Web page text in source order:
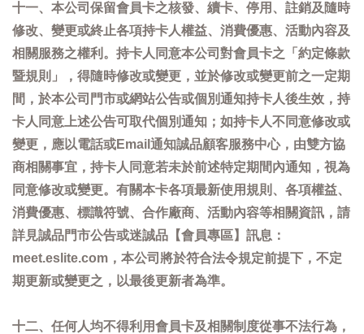
十一、本公司保留會員卡之核發、續卡、停用、註銷及隨時
修改、變更或終止各項持卡人權益、消費優惠、活動內容及
相關服務之權利。持卡人同意本公司對會員卡之「約定條款
暨規則」，得隨時修改或變更，並於修改或變更前之一定期
間，於本公司門市或網站公告或個別通知持卡人後生效，持
卡人同意上述公告可取代個別通知；如持卡人不同意修改或
變更，應以電話或Email通知誠品顧客服務中心，由雙方協
商相關事宜，持卡人同意若未於前述特定期間內通知，視為
同意修改或變更。有關本卡各項最新使用規則、各項權益、
消費優惠、標識符號、合作廠商、活動內容等相關資訊，請
詳見誠品門市公告或迷誠品【會員專區】訊息：
meet.eslite.com，本公司將於符合法令規定前提下，不定
期更新或變更之，以最後更新者為準。
十二、任何人均不得利用會員卡及相關制度從事不法行為，